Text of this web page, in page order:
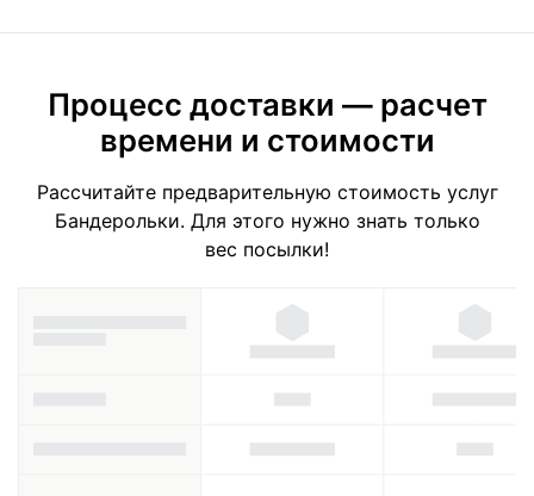
Процесс доставки — расчет
времени и стоимости
Рассчитайте предварительную стоимость услуг
Бандерольки. Для этого нужно знать только
вес посылки!